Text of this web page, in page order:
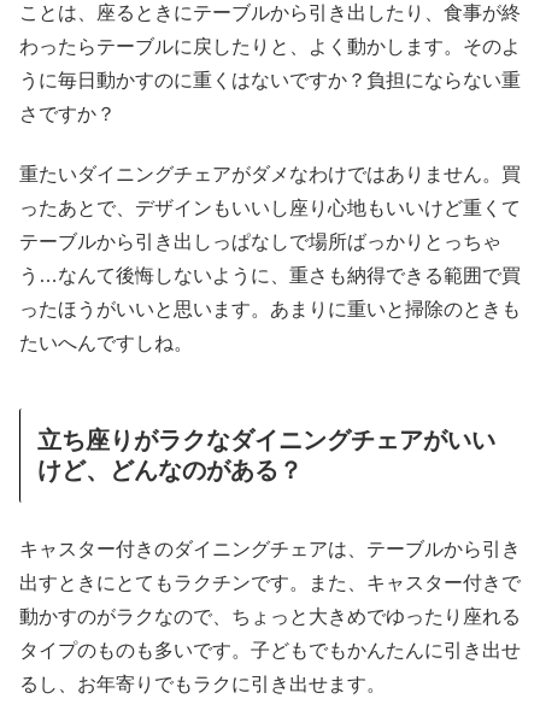
ことは、座るときにテーブルから引き出したり、食事が終
わったらテーブルに戻したりと、よく動かします。そのよ
うに毎日動かすのに重くはないですか？負担にならない重
さですか？
重たいダイニングチェアがダメなわけではありません。買
ったあとで、デザインもいいし座り心地もいいけど重くて
テーブルから引き出しっぱなしで場所ばっかりとっちゃ
う…なんて後悔しないように、重さも納得できる範囲で買
ったほうがいいと思います。あまりに重いと掃除のときも
たいへんですしね。
立ち座りがラクなダイニングチェアがいい
けど、どんなのがある？
キャスター付きのダイニングチェアは、テーブルから引き
出すときにとてもラクチンです。また、キャスター付きで
動かすのがラクなので、ちょっと大きめでゆったり座れる
タイプのものも多いです。子どもでもかんたんに引き出せ
るし、お年寄りでもラクに引き出せます。